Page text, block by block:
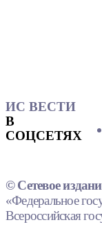
ИС ВЕСТИ
В
СОЦСЕТЯХ
© Сетевое
«Федеральное
Всероссийская